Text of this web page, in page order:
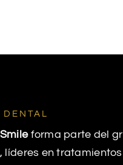
forma parte del
, líderes en